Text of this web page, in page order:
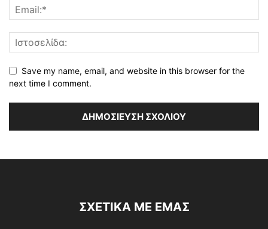
Save my name, email, and website in this browser for the
next time I comment.
ΣΧΕΤΙΚΆ ΜΕ ΕΜΆΣ